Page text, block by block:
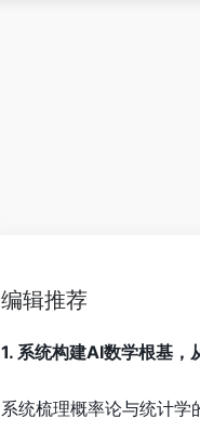
编辑推荐
1. 系统构建AI数学根基，
系统梳理概率论与统计